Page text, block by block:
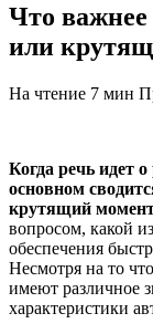
Что важнее
или
На чтение 7 мин
Когда речь идет
основном
крутящий
вопросом, какой
обеспечения
Несмотря на то
имеют различное
характеристики